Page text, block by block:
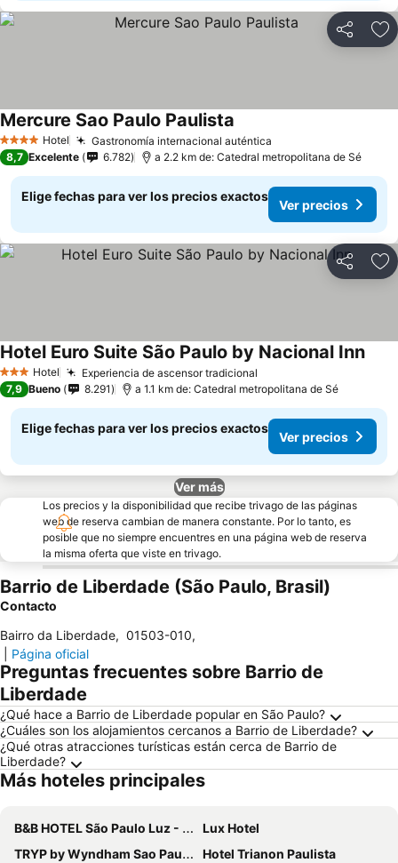
Compartir
4 EstrellasHotel Gastronomía internacional auténtica
Mercure Sao Paulo Paulista
8,7 Excelente 6.782 a 2.2 km de: Catedral metropolitana de Sé
Elige fechas para ver los precios exactos
Ver precios
Compartir
3 Estrellas
Hotel Experiencia de ascensor tradicional
Hotel Euro Suite São Paulo by Nacional InnVer
7,9 Bueno 8.291 a 1.1 km de: Catedral metropolitana de Sé
Elige fechas para ver los precios exactos
Ver precios
Ver más
Los precios y la disponibilidad que recibe trivago de las páginas
web de reserva cambian de manera constante. Por lo tanto, es
posible que no siempre encuentres en una página web de reserva
la misma oferta que viste en trivago.
Barrio de Liberdade (São Paulo, Brasil)
Contacto
Bairro da Liberdade, 01503-010,
Página oficial
Preguntas frecuentes sobre Barrio de
Liberdade
¿Qué hace a Barrio de Liberdade popular en São Paulo?
¿Cuáles son los alojamientos cercanos a Barrio de Liberdade?
¿Qué otras atracciones turísticas están cerca de Barrio de
Liberdade?
Más hoteles principales
B&B HOTEL São Paulo Luz - Centro
Lux Hotel
TRYP by Wyndham Sao Paulo Paulista Paraiso
Hotel Trianon Paulista